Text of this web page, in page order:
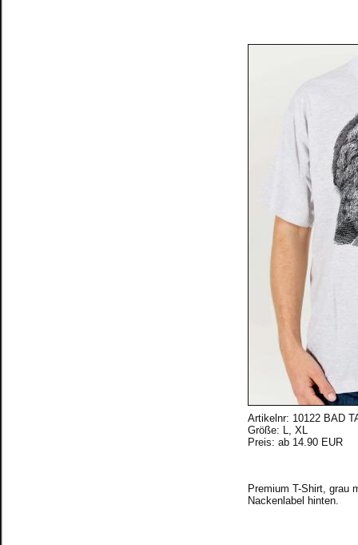
Artikelnr: 10122 BAD
Größe: L, XL
Preis: ab 14.90 EUR
Premium T-Shirt, grau
Nackenlabel hinten.